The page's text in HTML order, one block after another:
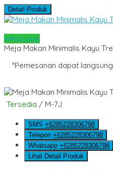
Detail Produk
Whatsapp
Meja Makan Minimalis Kayu
*Pemesanan dapat
Tersedia / M-7J
SMS +6285228306798
Telepon +6285228306798
Whatsapp +6285228306798
Lihat Detail Produk